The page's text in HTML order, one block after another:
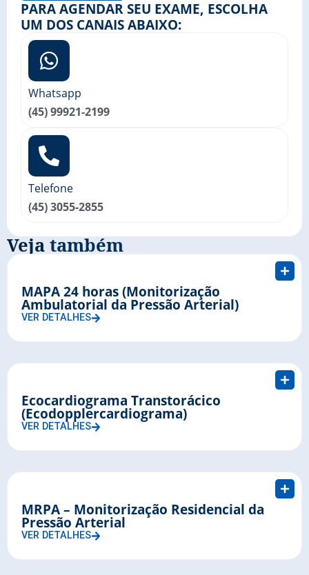
PARA AGENDAR SEU EXAME, ESCOLHA
UM DOS CANAIS ABAIXO:
Whatsapp
(45) 99921-2199
Telefone
(45) 3055-2855
Vejatambém
MAPA 24 horas (Monitorização
Ambulatorial da Pressão Arterial)
VER DETALHES
Ecocardiograma Transtorácico
(Ecodopplercardiograma)
VER DETALHES
MRPA – Monitorização Residencial da
Pressão Arterial
VER DETALHES